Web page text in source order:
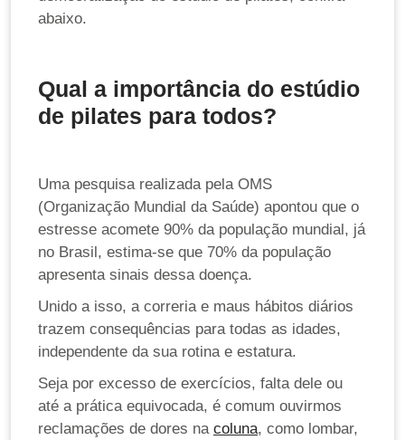
abaixo.
Qual a importância do estúdio
de pilates para todos?
Uma pesquisa realizada pela OMS
(Organização Mundial da Saúde) apontou que o
estresse acomete 90% da população mundial, já
no Brasil, estima-se que 70% da população
apresenta sinais dessa doença.
Unido a isso, a correria e maus hábitos diários
trazem consequências para todas as idades,
independente da sua rotina e estatura.
Seja por excesso de exercícios, falta dele ou
até a prática equivocada, é comum ouvirmos
reclamações de dores na coluna, como lombar,